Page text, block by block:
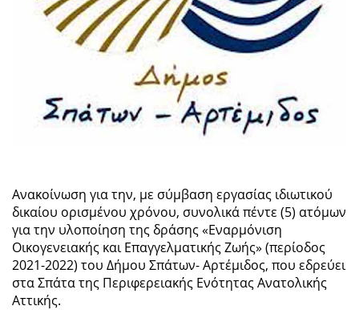
Ανακοίνωση για την, με σύμβαση εργασίας ιδιωτικού
δικαίου ορισμένου χρόνου, συνολικά πέντε (5) ατόμων
για την υλοποίηση της δράσης «Εναρμόνιση
Οικογενειακής και Επαγγελματικής Ζωής» (περίοδος
2021-2022) του Δήμου Σπάτων- Αρτέμιδος, που εδρεύει
στα Σπάτα της Περιφερειακής Ενότητας Ανατολικής
Αττικής.